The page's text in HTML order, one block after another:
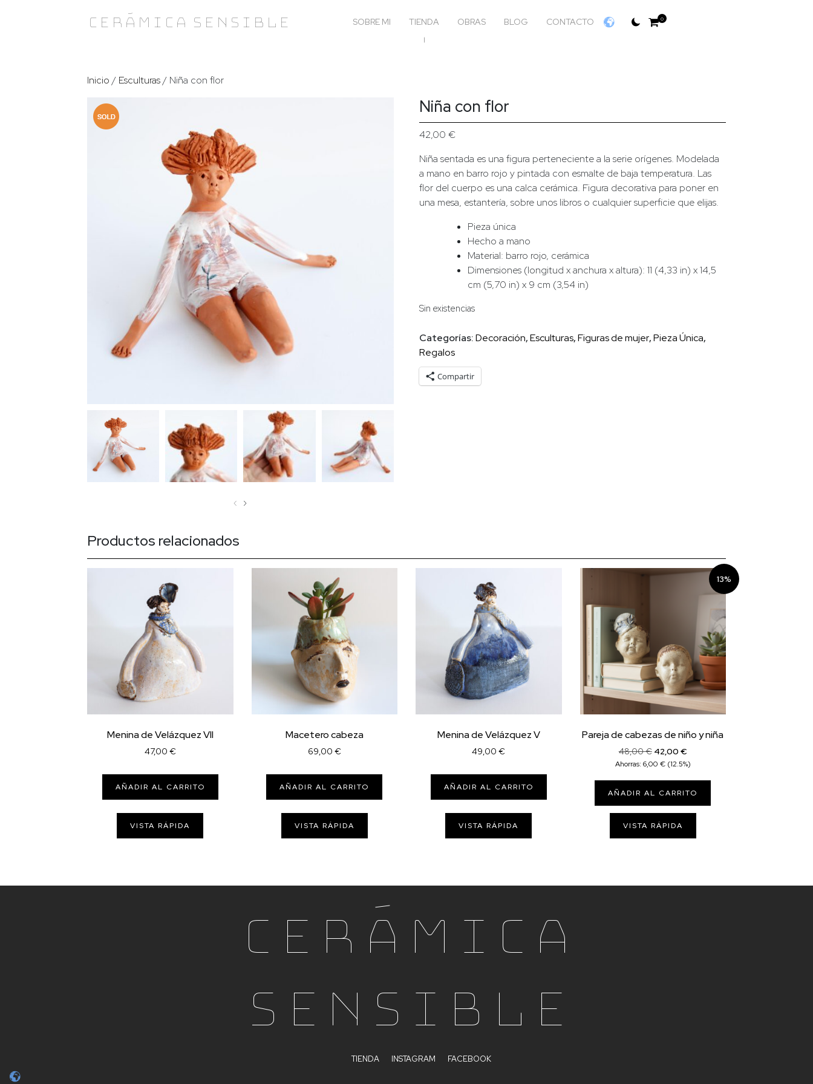
Cerámica Sensible SOBRE MI TIENDA OBRAS BLOG CONTACTO 0
Inicio / Esculturas/ Niña con flor
‹ ›
Niña con flor
42,00€
Niña sentada es una figura perteneciente a la serie orígenes. Modelada
a mano en barro rojo y pintada con esmalte de baja temperatura. Las
flor del cuerpo es una calca cerámica. Figura decorativa para poner en
una mesa, estantería, sobre unos libros o cualquier superficie que elijas.
Pieza única
Hecho a mano
Material: barro rojo, cerámica
Dimensiones (longitud x anchura x altura): 11 (4,33 in) x 14,5
cm (5,70 in) x 9 cm (3,54 in)
Sin existencias
Categorías:Decoración,Esculturas,Figuras de mujer,Pieza Única,
Regalos
Compartir
Productos relacionados
Menina de Velázquez VII
47,00 €
AÑADIR AL CARRITO
VISTA RÁPIDA
Macetero cabeza
69,00 €
AÑADIR AL CARRITO
VISTA RÁPIDA
Menina de Velázquez V
49,00€
AÑADIR AL CARRITO
VISTA RÁPIDA
13%
Pareja de cabezas de niño y niña
48,00€ El
precio
48,00 €.
42,00 €El
precio
42,00 €.
Ahorras: 6,00 € (12.5%)
AÑADIR AL CARRITO
VISTA RÁPIDA
Cerámica
Sensible
TIENDA INSTAGRAM FACEBOOK